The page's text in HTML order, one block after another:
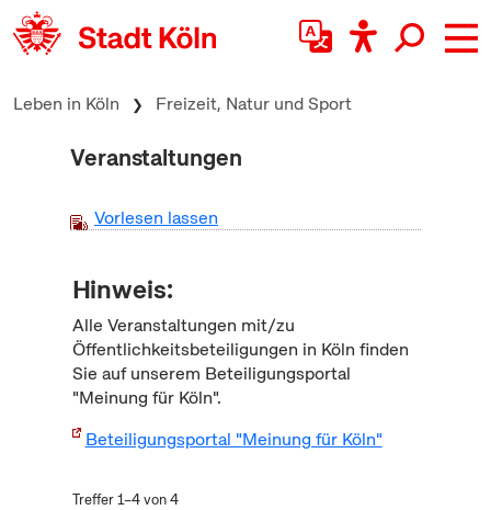
zum Inhalt springen
Leben in Köln Freizeit, Natur und Sport
Veranstaltungen
Vorlesen lassen
Hinweis:
Alle Veranstaltungen mit/zu
Öffentlichkeitsbeteiligungen in Köln finden
Sie auf unserem Beteiligungsportal
"Meinung für Köln".
Beteiligungsportal "Meinung für Köln"
Treffer 1–4 von 4